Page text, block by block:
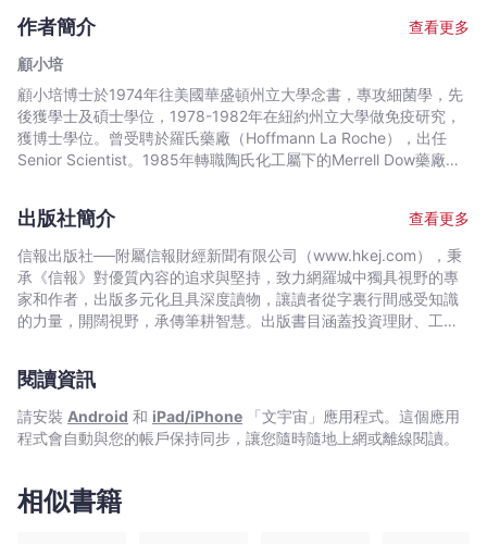
-
文
宇
宙
｜
Bookniverse
作者簡介
查看更多
顧小培
顧小培博士於1974年往美國華盛頓州立大學念書，專攻細菌學，先
後獲學士及碩士學位，1978-1982年在紐約州立大學做免疫研究，
獲博士學位。曾受聘於羅氏藥廠（Hoffmann La Roche），出任
Senior Scientist。1985年轉職陶氏化工屬下的Merrell Dow藥廠負
炎作用。1993年任職於Vertex Pharmaceuticals負責生物科技研
究，研究範圍由白介素至各種激酶，涉及的疾病遍及中風、糖尿
病、癌症、肝硬化、肺病、關節炎等。曾獲14項專利，有數十篇研
究論文刊於專業學報中。近年對中藥尤其感興趣，多次與北京中醫
研究院、北京西苑醫院作專門學術交流。
出版社簡介
查看更多
信報出版社──附屬信報財經新聞有限公司（www.hkej.com），秉
承《信報》對優質內容的追求與堅持，致力網羅城中獨具視野的專
家和作者，出版多元化且具深度讀物，讓讀者從字裏行間感受知識
的力量，開闊視野，承傳筆耕智慧。出版書目涵蓋投資理財、工商
閱讀資訊
請安裝 Android 和 iPad/iPhone 「文宇宙」應用程式。這個應用
程式會自動與您的帳戶保持同步，讓您隨時隨地上網或離線閱讀。
相似書籍